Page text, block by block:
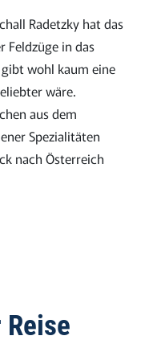
Radetzky hat das
Feldzüge in das
wohl kaum eine
wäre.
aus dem
Spezialitäten
nach Österreich